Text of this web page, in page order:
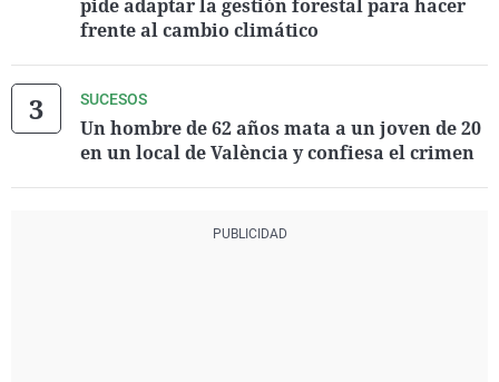
pide adaptar la gestión forestal para hacer
frente al cambio climático
SUCESOS
Un hombre de 62 años mata a un joven de 20
en un local de València y confiesa el crimen